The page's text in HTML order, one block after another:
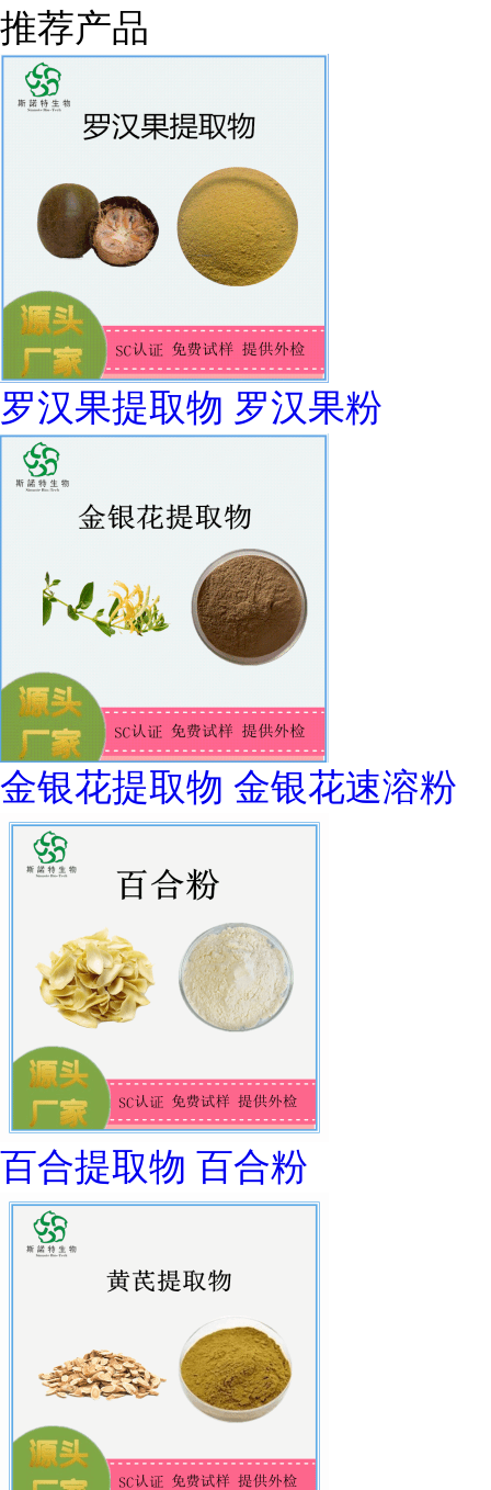
推荐产品
罗汉果提取物 罗汉果粉
金银花提取物 金银花速溶粉
百合提取物 百合粉